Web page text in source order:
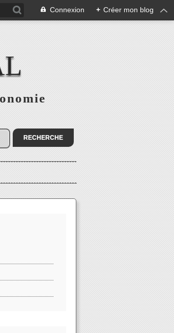
Connexion + Créer mon blog